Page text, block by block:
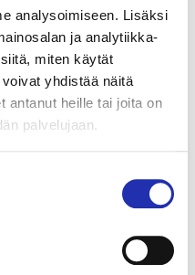
analysoimiseen. Lisäksi
ja analytiikka-
miten käytät
yhdistää näitä
antanut heille tai joita on
palvelujaan.